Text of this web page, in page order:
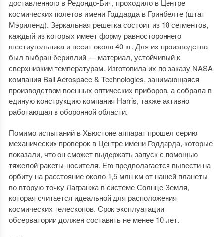
доставленного в Редондо-Бич, проходило в Центре
космических полетов имени Годдарда в Гринбелте (штат
Мэриленд). Зеркальная решетка состоит из 18 сегментов,
каждый из которых имеет форму равностороннего
шестиугольника и весит около 40 кг. Для их производства
был выбран бериллий — материал, устойчивый к
сверхнизким температурам. Изготовила их по заказу NASA
компания Ball Aerospace & Technologies, занимающаяся
производством военных оптических приборов, а собрала в
единую конструкцию компания Harris, также активно
работающая в оборонной области.
Помимо испытаний в Хьюстоне аппарат прошел серию
механических проверок в Центре имени Годдарда, которые
показали, что он сможет выдержать запуск с помощью
тяжелой ракеты-носителя. Его предполагается вывести на
орбиту на расстояние около 1,5 млн км от нашей планеты
во вторую точку Лагранжа в системе Солнце-Земля,
которая считается идеальной для расположения
космических телескопов. Срок эксплуатации
обсерватории должен составить не менее 10 лет.